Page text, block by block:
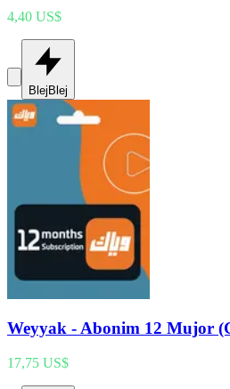
4,40 US$
BlejBlej
Weyyak - Abonim 12 Mujor
17,75 US$